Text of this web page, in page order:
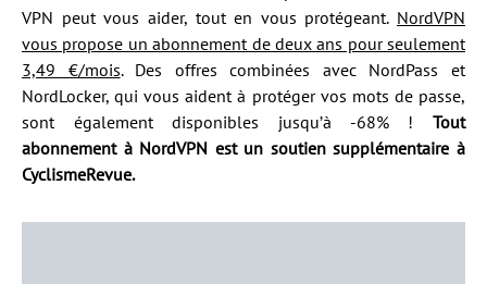
VPN peut vous aider, tout en vous protégeant. NordVPN
vous propose un abonnement de deux ans pour seulement
3,49 €/mois. Des offres combinées avec NordPass et
NordLocker, qui vous aident à protéger vos mots de passe,
sont également disponibles jusqu’à -68% ! Tout
abonnement à NordVPN est un soutien supplémentaire à
CyclismeRevue.